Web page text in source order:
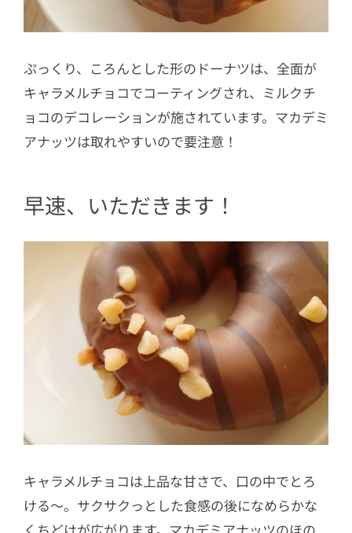
ぷっくり、ころんとした形のドーナツは、全面が
キャラメルチョコでコーティングされ、ミルクチ
ョコのデコレーションが施されています。マカデミ
アナッツは取れやすいので要注意！
早速、いただきます！
キャラメルチョコは上品な甘さで、口の中でとろ
ける～。サクサクっとした食感の後になめらかな